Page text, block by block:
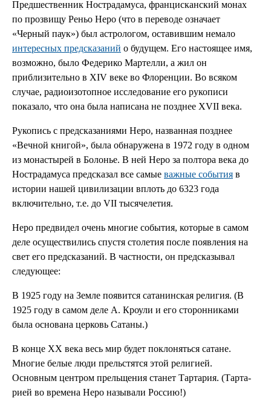
Предшественник Нострадамуса, францисканский монах
по прозвищу Реньо Неро (что в переводе означает
«Черный паук») был астрологом, оставившим немало
интересных предсказаний о будущем. Его настоящее имя,
возможно, было Федерико Мартелли, а жил он
приблизительно в XIV веке во Флоренции. Во всяком
случае, радиоизотопное исследование его рукописи
показало, что она была написана не позднее XVII века.
Рукопись с предсказаниями Неро, названная позднее
«Вечной книгой», была обнаружена в 1972 году в одном
из монастырей в Болонье. В ней Неро за полтора века до
Нострадамуса предсказал все самые важные события в
истории нашей цивилизации вплоть до 6323 года
включительно, т.е. до VII тысячелетия.
Неро предвидел очень многие события, которые в самом
деле осуществились спустя столетия после появления на
свет его предсказаний. В частности, он предсказывал
следующее:
В 1925 году на Земле появится сатанинская религия. (В
1925 году в самом деле А. Кроули и его сторонниками
была основана церковь Сатаны.)
В конце XX века весь мир будет поклоняться сатане.
Многие белые люди прельстятся этой религией.
Основным центром прельщения станет Тартария. (Тарта-
рией во времена Неро называли Россию!)